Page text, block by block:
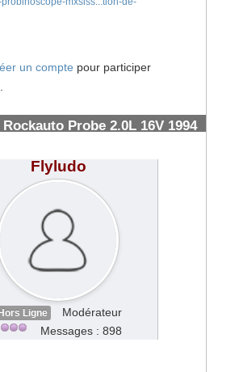
un compte pour participer
Probe 2.0L 16V 1994
Flyludo
Hors Ligne
Modérateur
Messages : 898